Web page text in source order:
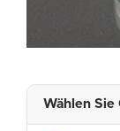
Wählen Sie